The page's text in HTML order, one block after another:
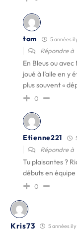
tom 5 années il
Répondre à
En Bleus ou
joué à l’aile en
plus souvent «
0
Etienne221
Répondre à
Tu plaisantes ?
débuts en
0
Kris73 5 années il